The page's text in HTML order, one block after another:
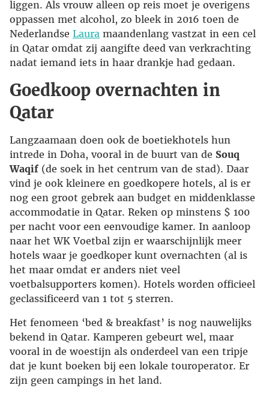
liggen. Als vrouw alleen op reis moet je overigens
oppassen met alcohol, zo bleek in 2016 toen de
Nederlandse Laura maandenlang vastzat in een cel
in Qatar omdat zij aangifte deed van verkrachting
nadat iemand iets in haar drankje had gedaan.
Goedkoop overnachten in
Qatar
Langzaamaan doen ook de boetiekhotels hun
intrede in Doha, vooral in de buurt van de Souq
Waqif (de soek in het centrum van de stad). Daar
vind je ook kleinere en goedkopere hotels, al is er
nog een groot gebrek aan budget en middenklasse
accommodatie in Qatar. Reken op minstens $ 100
per nacht voor een eenvoudige kamer. In aanloop
naar het WK Voetbal zijn er waarschijnlijk meer
hotels waar je goedkoper kunt overnachten (al is
het maar omdat er anders niet veel
voetbalsupporters komen). Hotels worden officieel
geclassificeerd van 1 tot 5 sterren.
Het fenomeen ‘bed & breakfast’ is nog nauwelijks
bekend in Qatar. Kamperen gebeurt wel, maar
vooral in de woestijn als onderdeel van een tripje
dat je kunt boeken bij een lokale touroperator. Er
zijn geen campings in het land.